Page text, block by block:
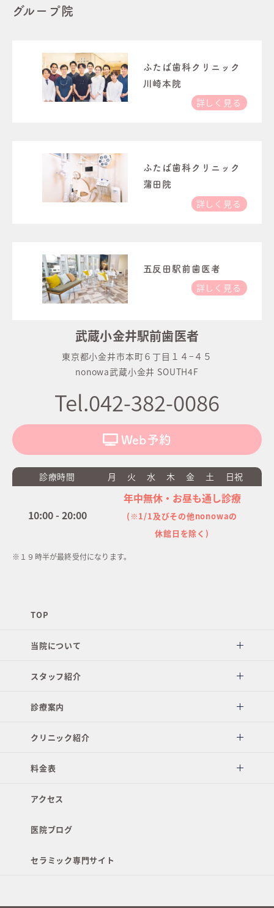
グループ院
ふたば歯科クリニック
川崎本院
詳しく見る
ふたば歯科クリニック
蒲田院
詳しく見る
五反田駅前歯医者
詳しく見る
武蔵小金井駅前歯医者
東京都小金井市本町６丁目１４−４５
nonowa武蔵小金井 SOUTH4F
Tel.042-382-0086
Web予約
診療時間 月 火 水 木 金 土 日祝
10:00 - 20:00
年中無休・お昼も通し診療
(※1/1及びその他nonowaの
休館日を除く)
※１９時半が最終受付になります。
TOP
当院について
スタッフ紹介
診療案内
クリニック紹介
料金表
アクセス
医院ブログ
セラミック専門サイト